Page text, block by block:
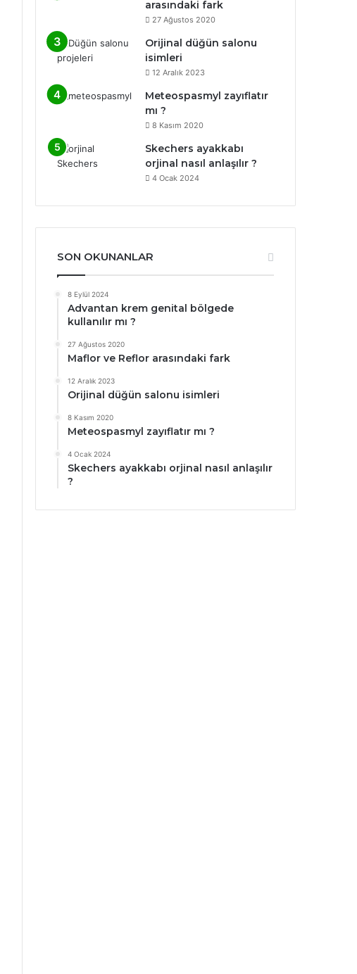
arasındaki fark
27 Ağustos 2020
Orijinal düğün salonu
isimleri
12 Aralık 2023
Meteospasmyl zayıflatır
mı ?
8 Kasım 2020
Skechers ayakkabı
orjinal nasıl anlaşılır ?
4 Ocak 2024
SON OKUNANLAR
8 Eylül 2024
Advantan krem genital bölgede
kullanılır mı ?
27 Ağustos 2020
Maflor ve Reflor arasındaki fark
12 Aralık 2023
Orijinal düğün salonu isimleri
8 Kasım 2020
Meteospasmyl zayıflatır mı ?
4 Ocak 2024
Skechers ayakkabı orjinal nasıl anlaşılır
?